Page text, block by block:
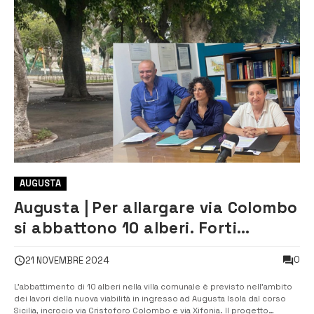
AUGUSTA
Augusta | Per allargare via Colombo
si abbattono 10 alberi. Forti
21 NOVEMBRE 2024 0
L’abbattimento di 10 alberi nella villa comunale è previsto nell’ambito
dei lavori della nuova viabilità in ingresso ad Augusta Isola dal corso
Sicilia, incrocio via Cristoforo Colombo e via Xifonia. Il progetto